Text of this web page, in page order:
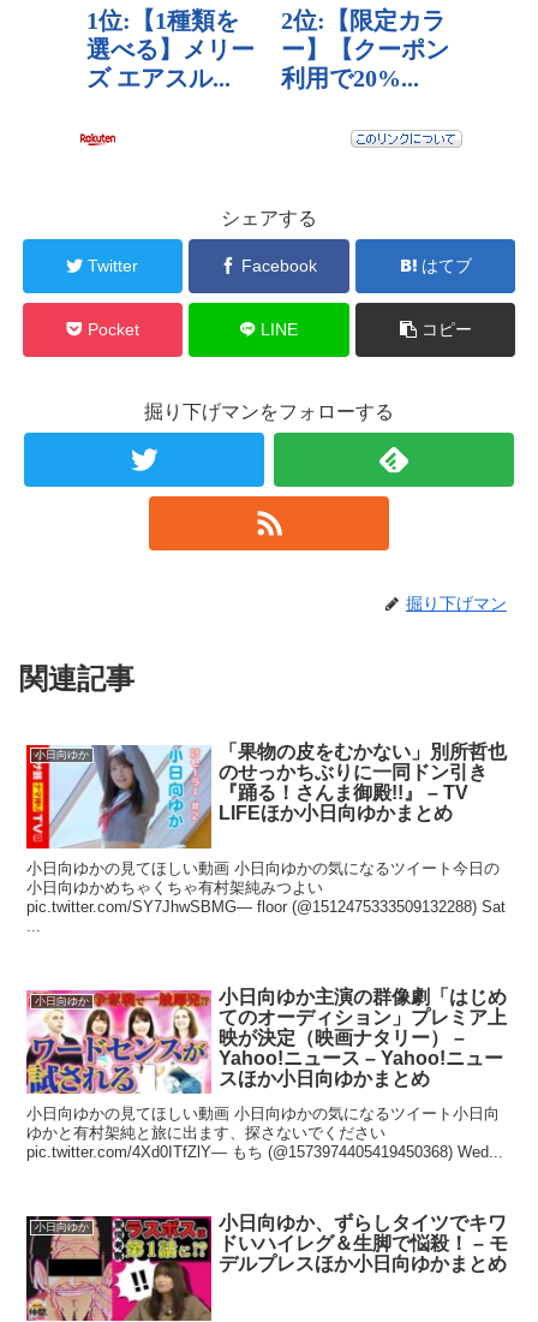
シェアする
Twitter Facebook はてブ
Pocket LINE コピー
掘り下げマンをフォローする
掘り下げマン
関連記事
小日向ゆか
「果物の皮をむかない」別所哲也
のせっかちぶりに一同ドン引き
『踊る！さんま御殿!!』 – TV
LIFEほか小日向ゆかまとめ
小日向ゆかの見てほしい動画 小日向ゆかの気になるツイート今日の
小日向ゆかめちゃくちゃ有村架純みつよい
pic.twitter.com/SY7JhwSBMG— floor (@1512475333509132288) Sat
小日向ゆか
小日向ゆか主演の群像劇「はじめ
てのオーディション」プレミア上
映が決定（映画ナタリー） –
Yahoo!ニュース – Yahoo!ニュー
スほか小日向ゆかまとめ
小日向ゆかの見てほしい動画 小日向ゆかの気になるツイート小日向
ゆかと有村架純と旅に出ます、探さないでください
pic.twitter.com/4Xd0ITfZlY— もち (@1573974405419450368) Wed...
小日向ゆか
小日向ゆか、ずらしタイツでキワ
ドいハイレグ＆生脚で悩殺！ – モ
デルプレスほか小日向ゆかまとめ